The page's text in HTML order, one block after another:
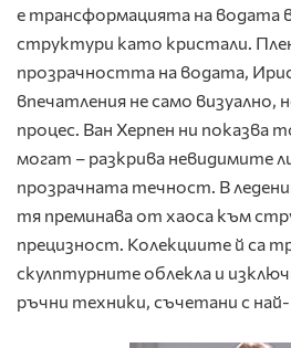
е трансформацията на водата
структури като кристали.
прозрачността на водата,
впечатления не само визуално,
процес. Ван Херпен ни показва
могат – разкрива невидимите
прозрачната течност. В
тя преминава от хаоса към
прецизност. Колекциите й са
скулптурните облекла и
ръчни техники, съчетани с